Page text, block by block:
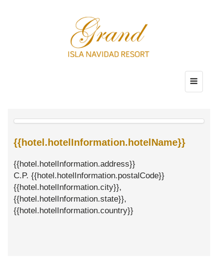
{{hotel.hotelInformation.hotelName}}
{{hotel.hotelInformation.address}}
C.P. {{hotel.hotelInformation.postalCode}}
{{hotel.hotelInformation.city}},
{{hotel.hotelInformation.state}},
{{hotel.hotelInformation.country}}